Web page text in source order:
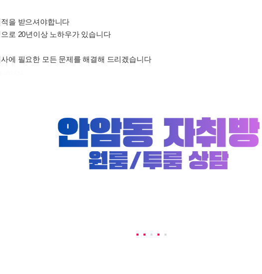
을 받으셔야합니다
로 20년이상 노하우가 있습니다
에 필요한 모든 문제를 해결해 드리겠습니다